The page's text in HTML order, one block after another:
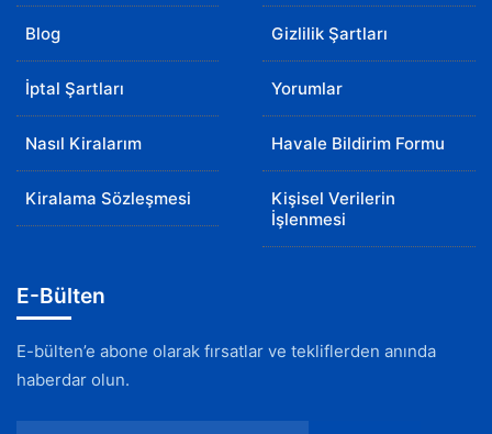
Blog Gizlilik Şartları
İptal Şartları Yorumlar
Nasıl Kiralarım Havale Bildirim Formu
Kiralama Sözleşmesi
Kişisel Verilerin
İşlenmesi
E-Bülten
E-bülten’e abone olarak fırsatlar ve tekliflerden anında
haberdar olun.